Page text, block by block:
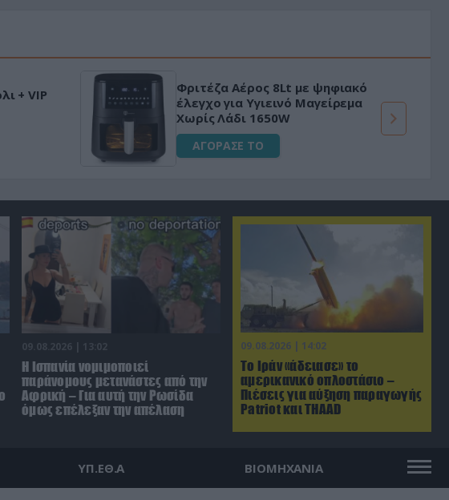
+ VIP
Φριτέζα Αέρος 8Lt με ψηφιακό
έλεγχο για Υγιεινό Μαγείρεμα
Χωρίς Λάδι 1650W
ΑΓΟΡΑΣΕ ΤΟ
09.08.2026 | 14:02
Το Ιράν «άδειασε» το
αμερικανικό οπλοστάσιο –
Πιέσεις για αύξηση παραγωγής
Patriot και THAAD
09.08.2026 | 13:02
Η Ισπανία νομιμοποιεί
παράνομους μετανάστες από την
Αφρική – Για αυτή την Ρωσίδα
όμως επέλεξαν την απέλαση
ΥΠ.ΕΘ.Α ΒΙΟΜΗΧΑΝΙΑ